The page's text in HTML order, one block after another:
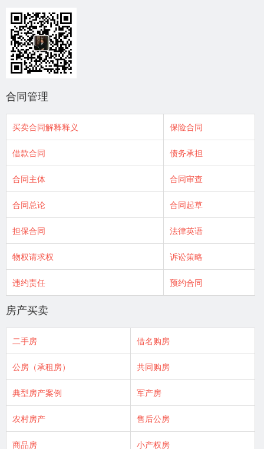
合同管理
买卖合同解释释义 保险合同
借款合同 债务承担
合同主体 合同审查
合同总论 合同起草
担保合同 法律英语
物权请求权 诉讼策略
违约责任 预约合同
房产买卖
二手房 借名购房
公房（承租房） 共同购房
典型房产案例 军产房
农村房产 售后公房
商品房 小产权房